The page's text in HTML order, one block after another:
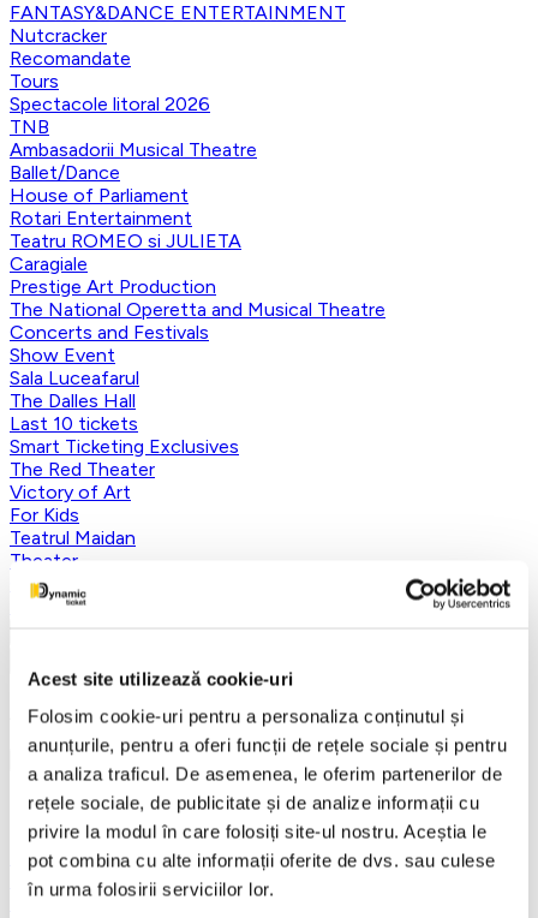
Acest site utilizează cookie-uri
Folosim cookie-uri pentru a personaliza conținutul și
anunțurile, pentru a oferi funcții de rețele sociale și pentru
a analiza traficul. De asemenea, le oferim partenerilor de
rețele sociale, de publicitate și de analize informații cu
privire la modul în care folosiți site-ul nostru. Aceștia le
pot combina cu alte informații oferite de dvs. sau culese
în urma folosirii serviciilor lor.
FANTASY&DANCE ENTERTAINMENT
Nutcracker
Recomandate
Tours
Spectacole litoral 2026
TNB
Ambasadorii Musical Theatre
Ballet/Dance
House of Parliament
Rotari Entertainment
Teatru ROMEO si JULIETA
Caragiale
Prestige Art Production
The National Operetta and Musical Theatre
Concerts and Festivals
Show Event
Sala Luceafarul
The Dalles Hall
Last 10 tickets
Smart Ticketing Exclusives
The Red Theater
Victory of Art
For Kids
Teatrul Maidan
Theater
Concordia Theater Company
Earlybird
Aplică filtre
Categorii
Toate categoriile
FANTASY&DANCE ENTERTAINMENT
Nutcracker